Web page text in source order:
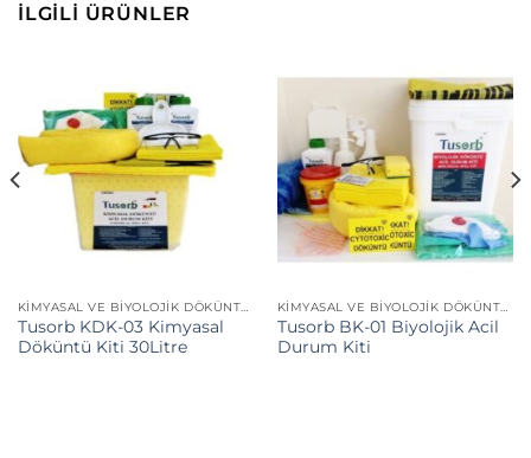
İLGILI ÜRÜNLER
Tusorb KDK-03 Kimyasal
Döküntü Kiti 30Litre
Tusorb BK-01 Biyolojik Acil
Durum Kiti